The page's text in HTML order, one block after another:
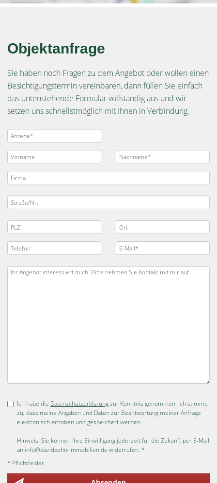
Objektanfrage
Sie haben noch Fragen zu dem Angebot oder wollen einen
Besichtigungstermin vereinbaren, dann füllen Sie einfach
das untenstehende Formular vollständig aus und wir
setzen uns schnellstmöglich mit Ihnen in Verbindung.
Ich habe die Datenschutzerklärungzur Kenntnis genommen. Ich stimme
zu, dass meine Angaben und Daten zur Beantwortung meiner Anfrage
elektronisch erhoben und gespeichert werden.
Hinweis: Sie können Ihre Einwilligung jederzeit für die Zukunft per E-Mail
an info@davidsohn-immobilien.de widerrufen. *
* Pflichtfelder